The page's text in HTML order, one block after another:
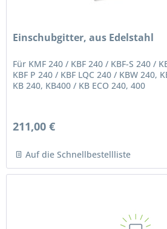
Einschubgitter, aus Edelstahl
Für KMF 240 / KBF 240 / KBF-S 240 /
KBF P 240 / KBF LQC 240 / KBW 240,
KB 240, KB400 / KB ECO 240, 400
211,00 €
Auf die Schnellbestellliste